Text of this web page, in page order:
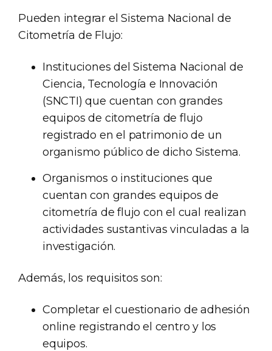
Pueden integrar el Sistema Nacional de
Citometría de Flujo:
Instituciones del Sistema Nacional de
Ciencia, Tecnología e Innovación
(SNCTI) que cuentan con grandes
equipos de citometría de flujo
registrado en el patrimonio de un
organismo público de dicho Sistema.
Organismos o instituciones que
cuentan con grandes equipos de
citometría de flujo con el cual realizan
actividades sustantivas vinculadas a la
investigación.
Además, los requisitos son:
Completar el cuestionario de adhesión
online registrando el centro y los
equipos.